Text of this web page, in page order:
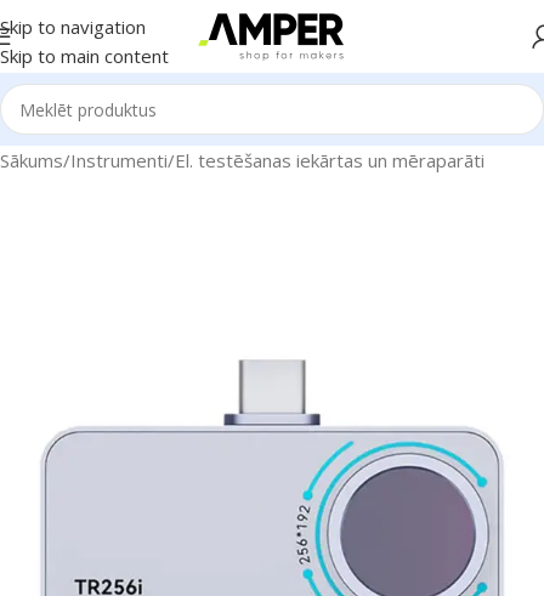
Skip to navigation
Skip to main content
Sākums/Instrumenti/El. testēšanas iekārtas un mēraparāti